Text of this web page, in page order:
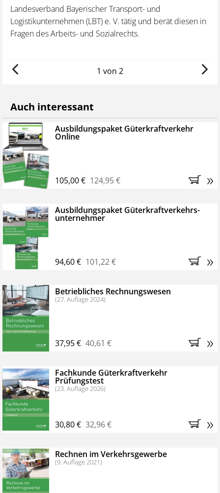
Landesverband Bayerischer Transport- und
Logistikunternehmen (LBT) e. V. tätig und berät diesen in
Fragen des Arbeits- und Sozialrechts.
1 von 2
Auch interessant
Ausbildungspaket Güterkraftverkehr
Online
105,00 € 124,95 € »
Ausbildungspaket Güterkraftverkehrs­­
unternehmer
94,60 € 101,22 € »
Betriebliches Rechnungswesen
(27. Auflage 2024)
37,95 € 40,61 € »
Fachkunde Güterkraftverkehr
Prüfungstest
(23. Auflage 2026)
30,80 € 32,96 € »
Rechnen im Verkehrsgewerbe
(9. Auflage 2021)